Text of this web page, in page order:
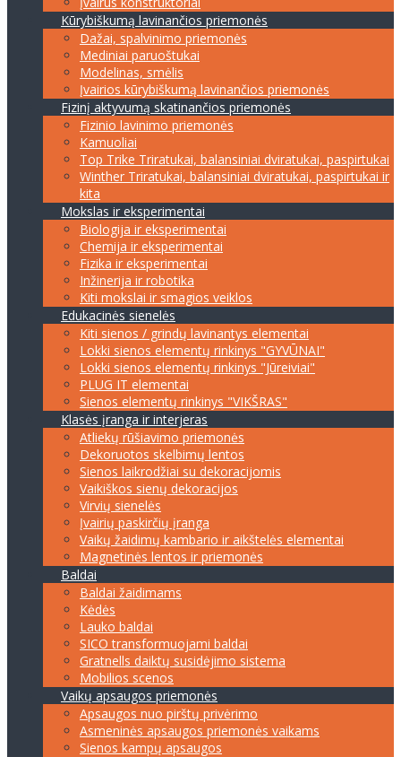
Kūrybiškumą lavinančios priemonės
Dažai, spalvinimo priemonės
Mediniai paruoštukai
Modelinas, smėlis
Įvairios kūrybiškumą lavinančios priemonės
Fizinį aktyvumą skatinančios priemonės
Fizinio lavinimo priemonės
Kamuoliai
Top Trike Triratukai, balansiniai dviratukai, paspirtukai
Winther Triratukai, balansiniai dviratukai, paspirtukai ir
kita
Mokslas ir eksperimentai
Biologija ir eksperimentai
Chemija ir eksperimentai
Fizika ir eksperimentai
Inžinerija ir robotika
Kiti mokslai ir smagios veiklos
Edukacinės sienelės
Kiti sienos / grindų lavinantys elementai
Lokki sienos elementų rinkinys "GYVŪNAI"
Lokki sienos elementų rinkinys "Jūreiviai"
PLUG IT elementai
Sienos elementų rinkinys "VIKŠRAS"
Klasės įranga ir interjeras
Atliekų rūšiavimo priemonės
Dekoruotos skelbimų lentos
Sienos laikrodžiai su dekoracijomis
Vaikiškos sienų dekoracijos
Virvių sienelės
Įvairių paskirčių įranga
Vaikų žaidimų kambario ir aikštelės elementai
Magnetinės lentos ir priemonės
Baldai
Baldai žaidimams
Kėdės
Lauko baldai
SICO transformuojami baldai
Gratnells daiktų susidėjimo sistema
Mobilios scenos
Vaikų apsaugos priemonės
Apsaugos nuo pirštų privėrimo
Asmeninės apsaugos priemonės vaikams
Sienos kampų apsaugos